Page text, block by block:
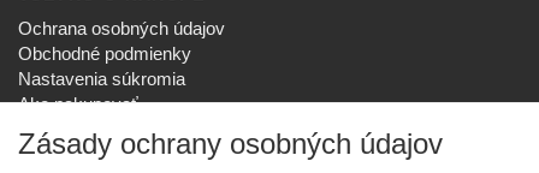
Ochrana osobných údajov
Obchodné podmienky
Nastavenia súkromia
Ako nakupovať
Reklamačný poriadok
SPOLOČNOSŤ
Zásady ochrany osobných údajov